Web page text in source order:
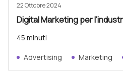
22 Ottobre 2024
Digital Marketing per
45 minuti
Advertising Marketing